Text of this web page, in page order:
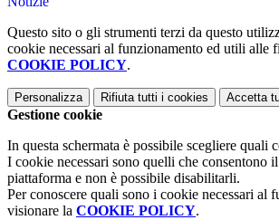
Questo sito o gli strumenti terzi da questo
cookie necessari al funzionamento ed utili alle
COOKIE POLICY.
Personalizza Rifiuta tutti i cookies Accetta
Gestione cookie
In questa schermata è possibile scegliere quali
I cookie necessari sono quelli che consentono
piattaforma e non è possibile disabilitarli.
Per conoscere quali sono i cookie necessari al
visionare la COOKIE POLICY.